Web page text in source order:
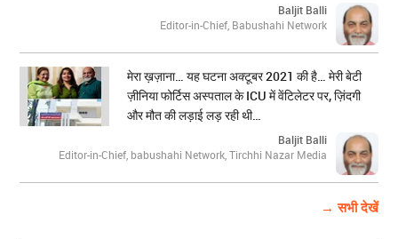
Baljit Balli
Editor-in-Chief, Babushahi Network
मेरा ख़ज़ाना… यह घटना अक्टूबर 2021 की है… मेरी बेटी
ज़ीनिया फोर्टिस अस्पताल के ICU में वेंटिलेटर पर, ज़िंदगी
और मौत की लड़ाई लड़ रही थी…
Baljit Balli
Editor-in-Chief, babushahi Network, Tirchhi Nazar Media
→ सभी देखें